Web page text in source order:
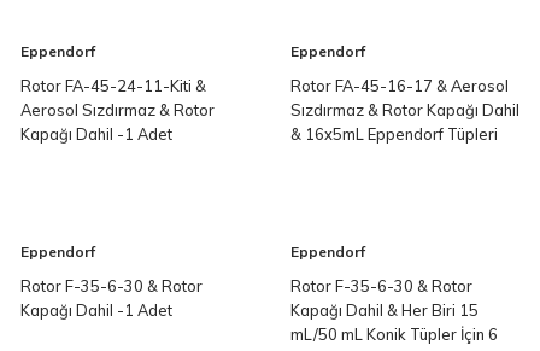
Eppendorf
Rotor FA-45-24-11-Kiti &
Aerosol Sızdırmaz & Rotor
Kapağı Dahil -1 Adet
Eppendorf
Rotor FA-45-16-17 & Aerosol
Sızdırmaz & Rotor Kapağı Dahil
& 16x5mL Eppendorf Tüpleri
Eppendorf
Rotor F-35-6-30 & Rotor
Kapağı Dahil -1 Adet
Eppendorf
Rotor F-35-6-30 & Rotor
Kapağı Dahil & Her Biri 15
mL/50 mL Konik Tüpler İçin 6